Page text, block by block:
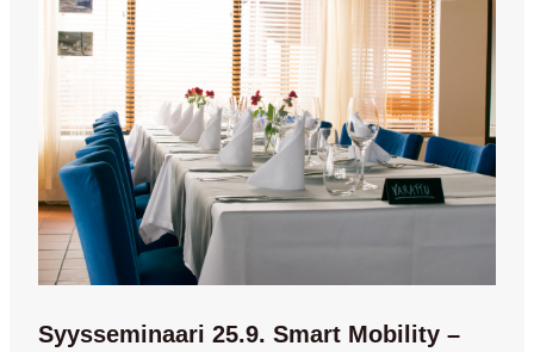
Syysseminaari 25.9. Smart Mobility –